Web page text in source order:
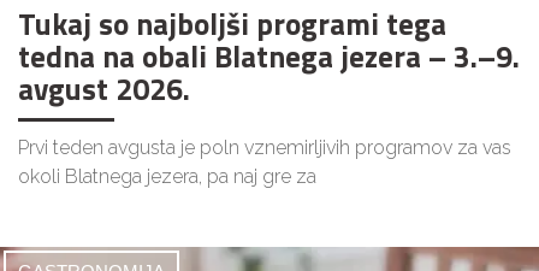
Tukaj so najboljši programi tega
tedna na obali Blatnega jezera – 3.–9.
avgust 2026.
Prvi teden avgusta je poln vznemirljivih programov za vas
okoli Blatnega jezera, pa naj gre za